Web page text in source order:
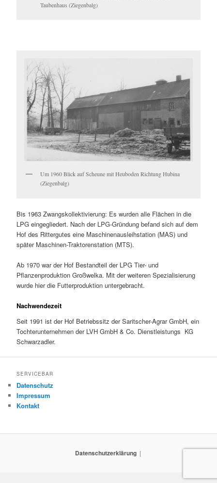
Taubenhaus (Ziegenbalg)
Um 1960 Blick auf Scheune mit Heuboden Richtung Hubina
(Ziegenbalg)
Bis 1963 Zwangskollektivierung: Es wurden alle Flächen in die
LPG eingegliedert. Nach der LPG-Gründung befand sich auf dem
Hof des Rittergutes eine Maschinenausleihstation (MAS) und
später Maschinen-Traktorenstation (MTS).
Ab 1970 war der Hof Bestandteil der LPG Tier- und
Pflanzenproduktion Großwelka. Mit der weiteren Spezialisierung
wurde hier die Futterproduktion untergebracht.
Nachwendezeit
Seit 1991 ist der Hof Betriebssitz der Saritscher-Agrar GmbH, ein
Tochterunternehmen der LVH GmbH & Co. Dienstleistungs KG
Schwarzadler.
SERVICEBAR
Datenschutz
Impressum
Kontakt
Datenschutzerklärung